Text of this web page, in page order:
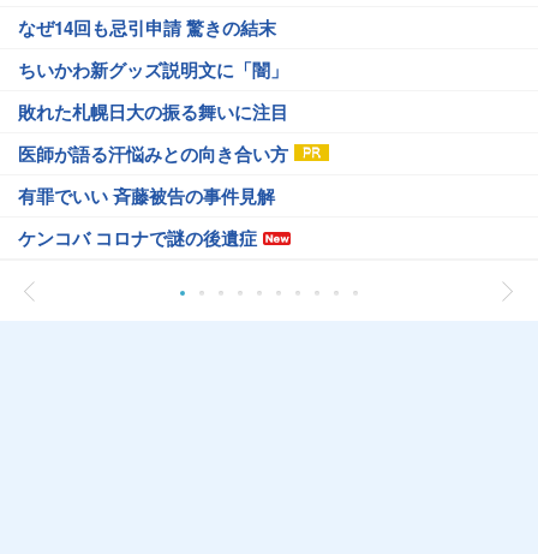
なぜ14回も忌引申請 驚きの結末
ちいかわ新グッズ説明文に「闇」
敗れた札幌日大の振る舞いに注目
医師が語る汗悩みとの向き合い方
有罪でいい 斉藤被告の事件見解
ケンコバ コロナで謎の後遺症